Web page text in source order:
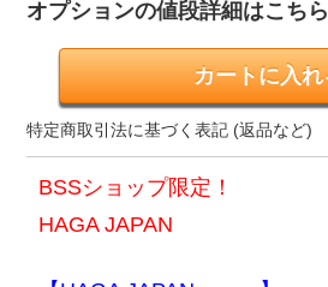
オプションの値段詳細はこちら
特定商取引法に基づく表記 (返品など)
BSSショップ限定！
HAGA JAPAN